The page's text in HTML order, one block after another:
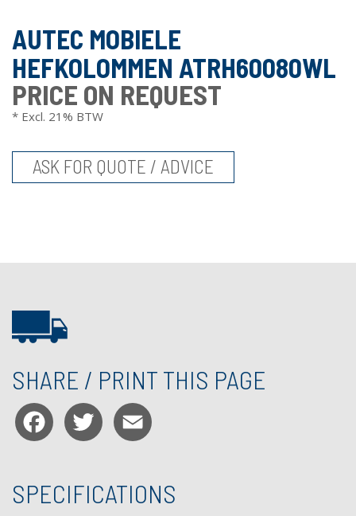
AUTEC MOBIELE
HEFKOLOMMEN ATRH60080WL
PRICE ON REQUEST
* Excl. 21% BTW
ASK FOR QUOTE / ADVICE
SHARE / PRINT THIS PAGE
FacebookTwitter
SPECIFICATIONS